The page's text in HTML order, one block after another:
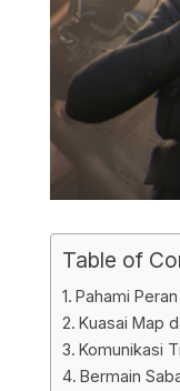
Table of
Pahami
Kuasai Map
Komunikasi
Bermain